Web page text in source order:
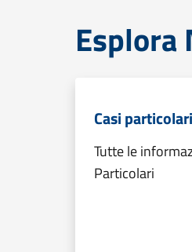
Esplora
Casi particolari
Tutte le
Particolari